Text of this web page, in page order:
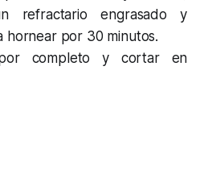
refractario engrasado y
hornear por 30 minutos.
completo y cortar en